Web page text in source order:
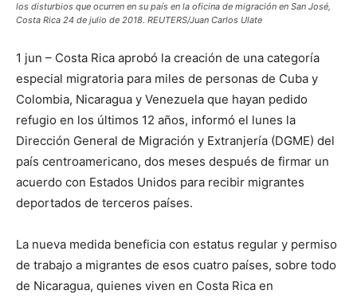
los disturbios que ocurren en su país en la oficina de migración en San José,
Costa Rica 24 de julio de 2018. REUTERS/Juan Carlos Ulate
1 jun – Costa Rica aprobó la creación de una categoría
especial migratoria para miles de personas de Cuba y
Colombia, Nicaragua y Venezuela que ‌hayan pedido
refugio en los últimos 12 años, informó el lunes la
‌Dirección General de Migración y Extranjería (DGME) del
país centroamericano, dos meses después de firmar un
acuerdo con ​Estados Unidos para recibir migrantes
deportados de terceros países.
La nueva medida beneficia con estatus regular y permiso
de trabajo a migrantes de esos cuatro países, sobre todo
de Nicaragua, quienes viven en Costa Rica en